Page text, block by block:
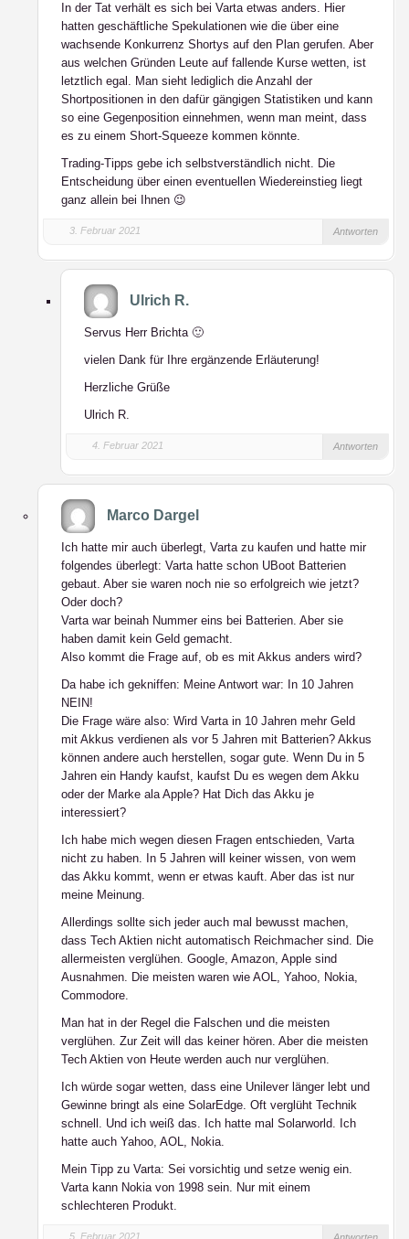
In der Tat verhält es sich bei Varta etwas anders. Hier
hatten geschäftliche Spekulationen wie die über eine
wachsende Konkurrenz Shortys auf den Plan gerufen. Aber
aus welchen Gründen Leute auf fallende Kurse wetten, ist
letztlich egal. Man sieht lediglich die Anzahl der
Shortpositionen in den dafür gängigen Statistiken und kann
so eine Gegenposition einnehmen, wenn man meint, dass
es zu einem Short-Squeeze kommen könnte.
Trading-Tipps gebe ich selbstverständlich nicht. Die
Entscheidung über einen eventuellen Wiedereinstieg liegt
ganz allein bei Ihnen 😉
3. Februar 2021 Antworten
Ulrich R.
Servus Herr Brichta 🙂
vielen Dank für Ihre ergänzende Erläuterung!
Herzliche Grüße
Ulrich R.
4. Februar 2021 Antworten
Marco Dargel
Ich hatte mir auch überlegt, Varta zu kaufen und hatte mir
folgendes überlegt: Varta hatte schon UBoot Batterien
gebaut. Aber sie waren noch nie so erfolgreich wie jetzt?
Oder doch?
Varta war beinah Nummer eins bei Batterien. Aber sie
haben damit kein Geld gemacht.
Also kommt die Frage auf, ob es mit Akkus anders wird?
Da habe ich gekniffen: Meine Antwort war: In 10 Jahren
NEIN!
Die Frage wäre also: Wird Varta in 10 Jahren mehr Geld
mit Akkus verdienen als vor 5 Jahren mit Batterien? Akkus
können andere auch herstellen, sogar gute. Wenn Du in 5
Jahren ein Handy kaufst, kaufst Du es wegen dem Akku
oder der Marke ala Apple? Hat Dich das Akku je
interessiert?
Ich habe mich wegen diesen Fragen entschieden, Varta
nicht zu haben. In 5 Jahren will keiner wissen, von wem
das Akku kommt, wenn er etwas kauft. Aber das ist nur
meine Meinung.
Allerdings sollte sich jeder auch mal bewusst machen,
dass Tech Aktien nicht automatisch Reichmacher sind. Die
allermeisten verglühen. Google, Amazon, Apple sind
Ausnahmen. Die meisten waren wie AOL, Yahoo, Nokia,
Commodore.
Man hat in der Regel die Falschen und die meisten
verglühen. Zur Zeit will das keiner hören. Aber die meisten
Tech Aktien von Heute werden auch nur verglühen.
Ich würde sogar wetten, dass eine Unilever länger lebt und
Gewinne bringt als eine SolarEdge. Oft verglüht Technik
schnell. Und ich weiß das. Ich hatte mal Solarworld. Ich
hatte auch Yahoo, AOL, Nokia.
Mein Tipp zu Varta: Sei vorsichtig und setze wenig ein.
Varta kann Nokia von 1998 sein. Nur mit einem
schlechteren Produkt.
5. Februar 2021